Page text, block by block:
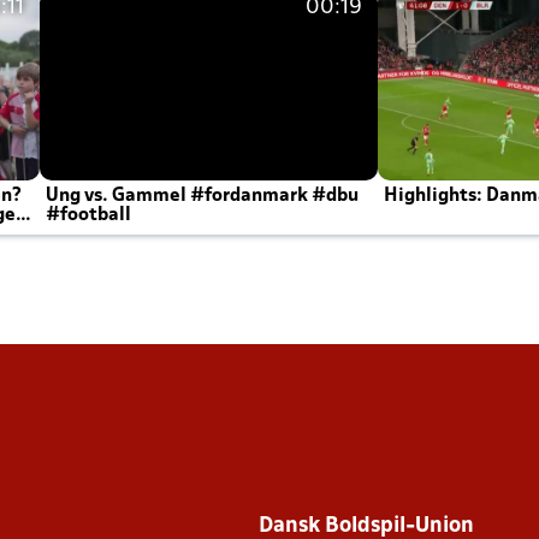
00:19
Ung vs. Gammel #fordanmark #dbu
#football
Highlights:
Dansk Boldspil-Union